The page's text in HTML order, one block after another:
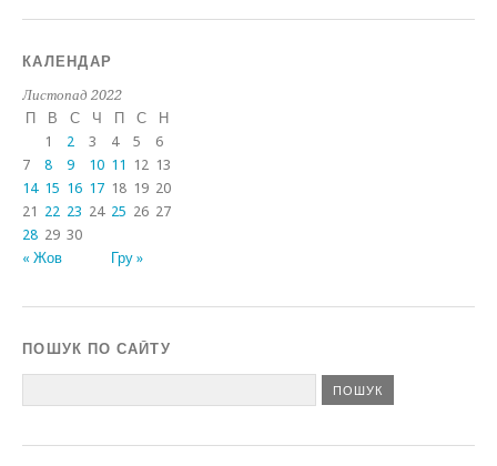
КАЛЕНДАР
Листопад 2022
П
В С Ч П С Н
« Жов Гру »
1 2 3 4 5
6
7
8 9 10 11 12 13
14 15 16 17 18 19 20
21 22 23 24 25 26 27
28 29 30
ПОШУК ПО САЙТУ